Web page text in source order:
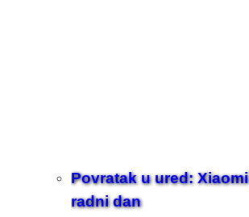
Povratak u ured:
radni dan